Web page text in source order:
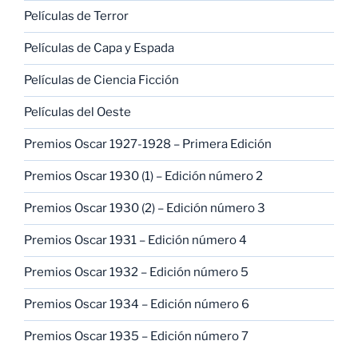
Películas de Terror
Películas de Capa y Espada
Películas de Ciencia Ficción
Películas del Oeste
Premios Oscar 1927-1928 – Primera Edición
Premios Oscar 1930 (1) – Edición número 2
Premios Oscar 1930 (2) – Edición número 3
Premios Oscar 1931 – Edición número 4
Premios Oscar 1932 – Edición número 5
Premios Oscar 1934 – Edición número 6
Premios Oscar 1935 – Edición número 7